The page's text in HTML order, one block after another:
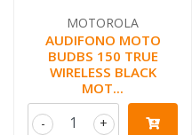
MOTOROLA
AUDIFONO MOTO
BUDBS 150 TRUE
WIRELESS BLACK
MOT...
+
-